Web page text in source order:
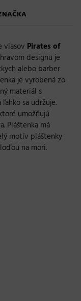
vlasov Pirates of
designu je
alebo barber
je vyrobená zo
materiál s
sa udržuje.
umožňujú
Pláštenka má
motív pláštenky
na mori.